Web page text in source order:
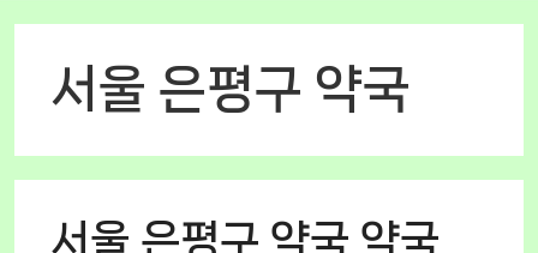
서울 은평구 약국
서울 은평구 약국 약국